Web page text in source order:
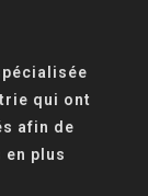
qui ont
afin de
en plus